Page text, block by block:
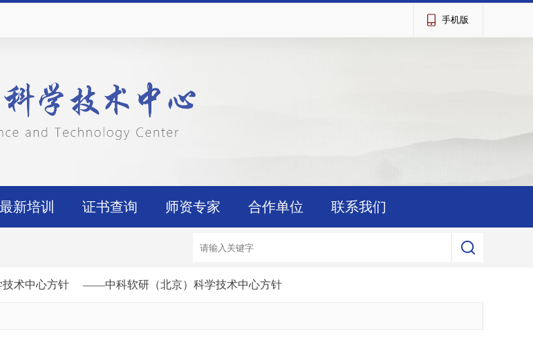
手机版
最新培训 证书查询 师资专家 合作单位 联系我们
术中心方针 ——中科软研（北京）科学技术中心方针